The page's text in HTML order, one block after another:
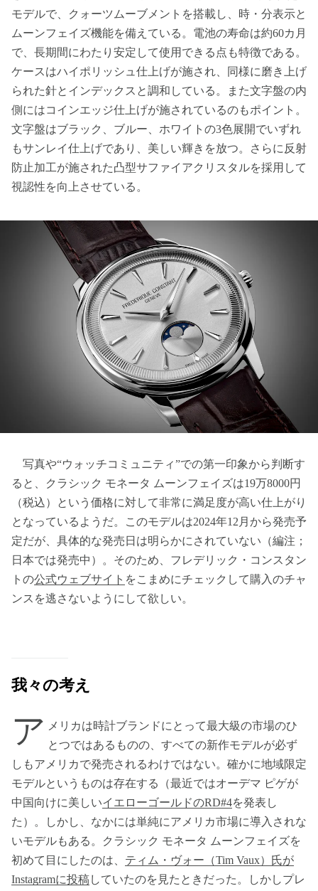
モデルで、クォーツムーブメントを搭載し、時・分表示と
ムーンフェイズ機能を備えている。電池の寿命は約60カ月
で、長期間にわたり安定して使用できる点も特徴である。
ケースはハイポリッシュ仕上げが施され、同様に磨き上げ
られた針とインデックスと調和している。また文字盤の内
側にはコインエッジ仕上げが施されているのもポイント。
文字盤はブラック、ブルー、ホワイトの3色展開でいずれ
もサンレイ仕上げであり、美しい輝きを放つ。さらに反射
防止加工が施された凸型サファイアクリスタルを採用して
視認性を向上させている。
写真や“ウォッチコミュニティ”での第一印象から判断す
ると、クラシック モネータ ムーンフェイズは19万8000円
（税込）という価格に対して非常に満足度が高い仕上がり
となっているようだ。このモデルは2024年12月から発売予
定だが、具体的な発売日は明らかにされていない（編注；
日本では発売中）。そのため、フレデリック・コンスタン
トの公式ウェブサイト をこまめにチェックして購入のチャ
ンスを逃さないようにして欲しい。
我々の考え
ア メリカは時計ブランドにとって最大級の市場のひ
とつではあるものの、すべての新作モデルが必ず
しもアメリカで発売されるわけではない。確かに地域限定
モデルというものは存在する（最近ではオーデマ ピゲが
中国向けに美しいイエローゴールドのRD#4を発表し
た）。しかし、なかには単純にアメリカ市場に導入されな
いモデルもある。クラシック モネータ ムーンフェイズを
初めて目にしたのは、 ティム・ヴォー（Tim Vaux）氏が
Instagramに投稿していたのを見たときだった。しかしプレ